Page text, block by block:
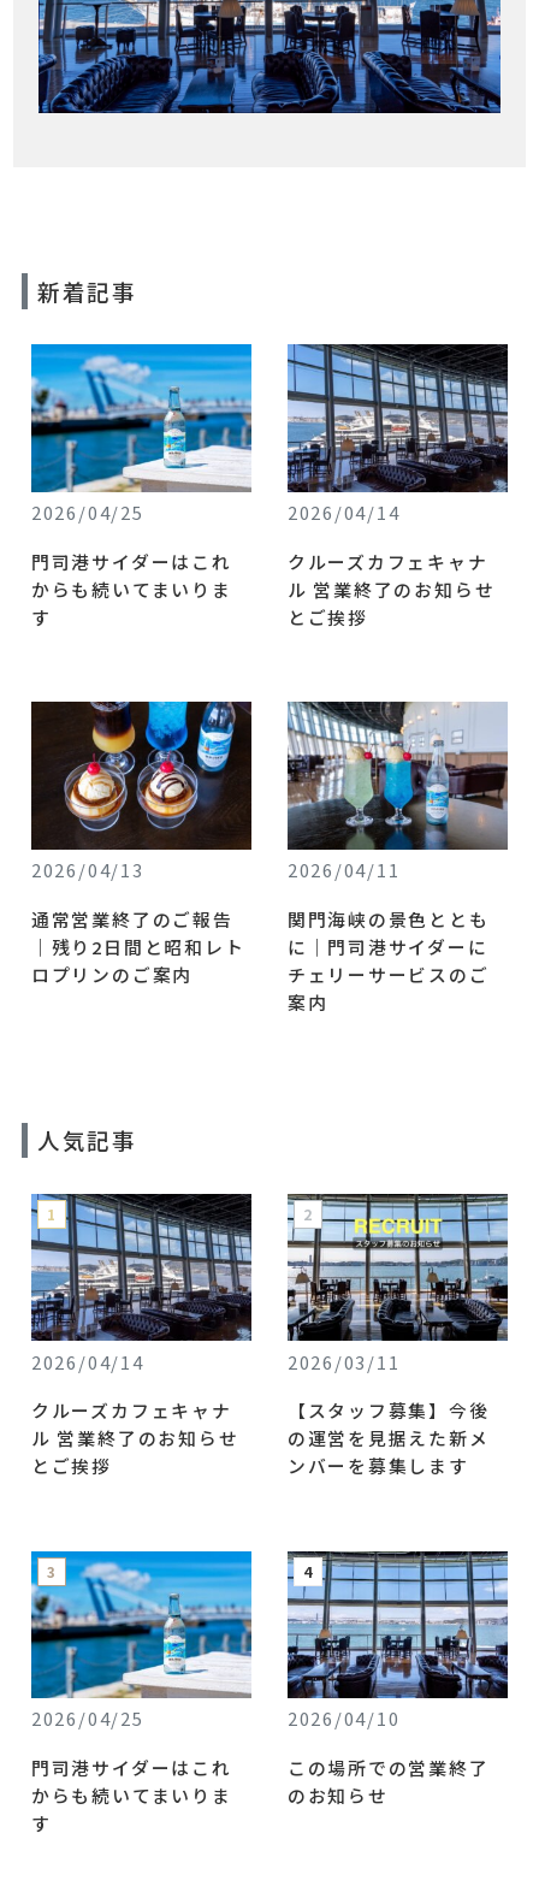
新着記事
2026/04/25
門司港サイダーはこれ
からも続いてまいりま
す
2026/04/14
クルーズカフェキャナ
ル 営業終了のお知らせ
とご挨拶
2026/04/13
通常営業終了のご報告
｜残り2日間と昭和レト
ロプリンのご案内
2026/04/11
関門海峡の景色ととも
に｜門司港サイダーに
チェリーサービスのご
案内
人気記事
2026/04/14
クルーズカフェキャナ
ル 営業終了のお知らせ
とご挨拶
2026/03/11
【スタッフ募集】今後
の運営を見据えた新メ
ンバーを募集します
2026/04/25
門司港サイダーはこれ
からも続いてまいりま
す
2026/04/10
この場所での営業終了
のお知らせ